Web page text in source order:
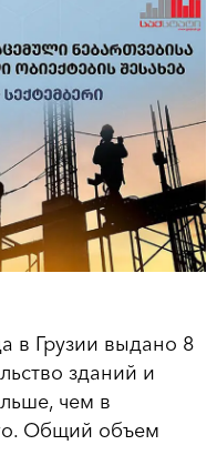
в Грузии выдано 8
зданий и
чем в
Общий объем